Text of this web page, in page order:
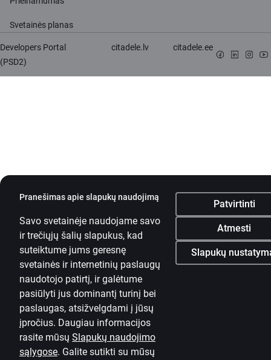
Pranešimas apie slapukų naudojimą
Patvirtinti
Atmesti
Slapukų
Savo svetainėje naudojame savo
ir trečiųjų šalių slapukus, kad
suteiktume jums geresnę
svetainės ir internetinių paslaugų
naudotojo patirtį, ir galėtume
pasiūlyti jus dominantį turinį bei
paslaugas, atsižvelgdami į jūsų
įpročius. Daugiau informacijos
rasite mūsų Slapukų naudojimo
sąlygose. Galite sutikti su mūsų
Svetainės planas
Developers Portal
(PSD2)
citadele.lv citadele.ee